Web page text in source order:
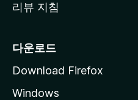
리뷰 지침
다운로드
Download Firefox
Windows